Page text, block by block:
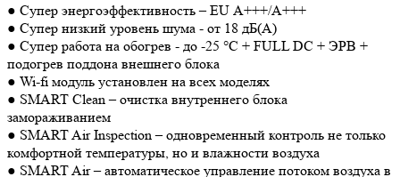
● Супер энергоэффективность – EU А+++/А+++
● Супер низкий уровень шума - от 18 дБ(А)
● Супер работа на обогрев - до -25 °С + FULL DC + ЭРВ +
подогрев поддона внешнего блока
● Wi-fi модуль установлен на всех моделях
● SMART Clean – очистка внутреннего блока
замораживанием
● SMART Air Inspection – одновременный контроль не только
комфортной температуры, но и влажности воздуха
● SMART Air – автоматическое управление потоком воздуха в